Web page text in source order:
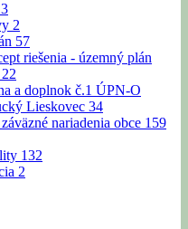
2
57
riešenia - územný plán
22
a doplnok č.1 ÚPN-O
Lieskovec 34
nariadenia obce 159
132
2